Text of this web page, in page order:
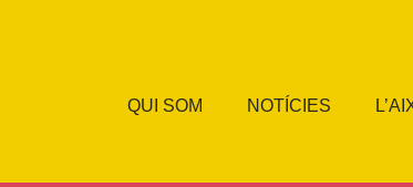
QUI SOM NOTÍCIES